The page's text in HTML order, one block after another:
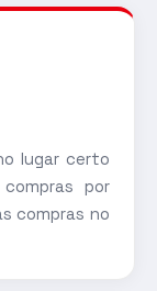
lugar certo
por
compras no